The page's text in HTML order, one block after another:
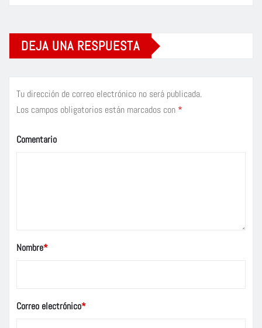
DEJA UNA RESPUESTA
Tu dirección de correo electrónico no será publicada.
Los campos obligatorios están marcados con *
Comentario
Nombre*
Correo electrónico*